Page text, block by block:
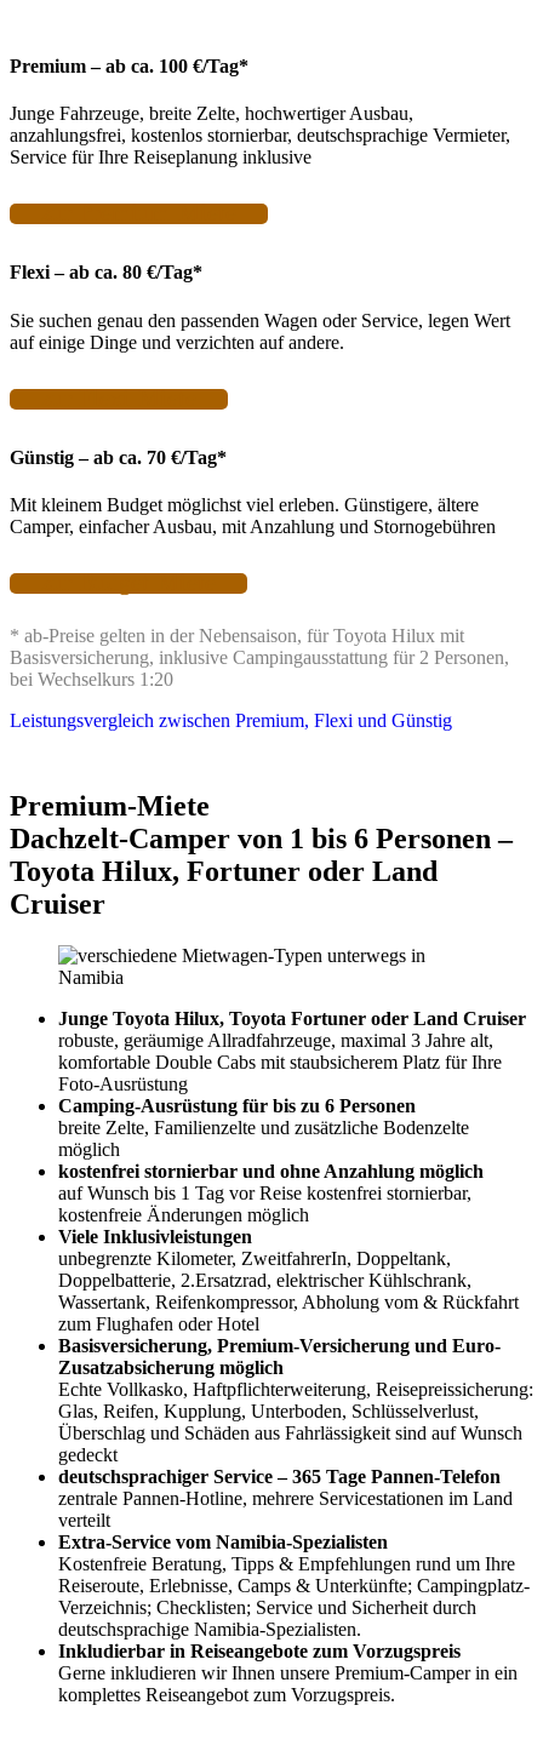
Premium – ab ca. 100 €/Tag*
Junge Fahrzeuge, breite Zelte, hochwertiger Ausbau,
anzahlungsfrei, kostenlos stornierbar, deutschsprachige Vermieter,
Service für Ihre Reiseplanung inklusive
zur Premium-Miete
Flexi – ab ca. 80 €/Tag*
Sie suchen genau den passenden Wagen oder Service, legen Wert
auf einige Dinge und verzichten auf andere.
zur Flexi-Miete
Günstig – ab ca. 70 €/Tag*
Mit kleinem Budget möglichst viel erleben. Günstigere, ältere
Camper, einfacher Ausbau, mit Anzahlung und Stornogebühren
zur Budget-Miete
* ab-Preise gelten in der Nebensaison, für Toyota Hilux mit
Basisversicherung, inklusive Campingausstattung für 2 Personen,
bei Wechselkurs 1:20
Leistungsvergleich zwischen Premium, Flexi und Günstig
Premium-Miete
Dachzelt-Camper von 1 bis 6 Personen –
Toyota Hilux, Fortuner oder Land
Cruiser
Junge Toyota Hilux, Toyota Fortuner oder Land Cruiser
robuste, geräumige Allradfahrzeuge, maximal 3 Jahre alt,
komfortable Double Cabs mit staubsicherem Platz für Ihre
Foto-Ausrüstung
Camping-Ausrüstung für bis zu 6 Personen
breite Zelte, Familienzelte und zusätzliche Bodenzelte
möglich
kostenfrei stornierbar und ohne Anzahlung möglich
auf Wunsch bis 1 Tag vor Reise kostenfrei stornierbar,
kostenfreie Änderungen möglich
Viele Inklusivleistungen
unbegrenzte Kilometer, ZweitfahrerIn, Doppeltank,
Doppelbatterie, 2.Ersatzrad, elektrischer Kühlschrank,
Wassertank, Reifenkompressor, Abholung vom & Rückfahrt
zum Flughafen oder Hotel
Basisversicherung, Premium-Versicherung und Euro-
Zusatzabsicherung möglich
Echte Vollkasko, Haftpflichterweiterung, Reisepreissicherung:
Glas, Reifen, Kupplung, Unterboden, Schlüsselverlust,
Überschlag und Schäden aus Fahrlässigkeit sind auf Wunsch
gedeckt
deutschsprachiger Service – 365 Tage Pannen-Telefon
zentrale Pannen-Hotline, mehrere Servicestationen im Land
verteilt
Extra-Service vom Namibia-Spezialisten
Kostenfreie Beratung, Tipps & Empfehlungen rund um Ihre
Reiseroute, Erlebnisse, Camps & Unterkünfte; Campingplatz-
Verzeichnis; Checklisten; Service und Sicherheit durch
deutschsprachige Namibia-Spezialisten.
Inkludierbar in Reiseangebote zum Vorzugspreis
Gerne inkludieren wir Ihnen unsere Premium-Camper in ein
komplettes Reiseangebot zum Vorzugspreis.